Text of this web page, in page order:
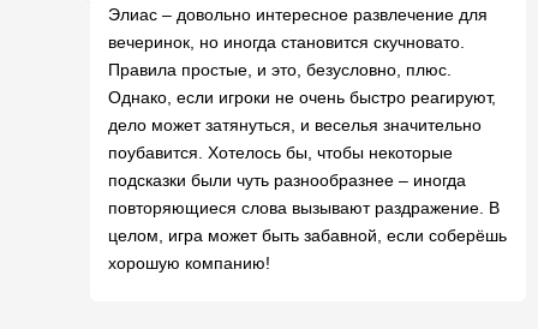
Элиас – довольно интересное развлечение для
вечеринок, но иногда становится скучновато.
Правила простые, и это, безусловно, плюс.
Однако, если игроки не очень быстро реагируют,
дело может затянуться, и веселья значительно
поубавится. Хотелось бы, чтобы некоторые
подсказки были чуть разнообразнее – иногда
повторяющиеся слова вызывают раздражение. В
целом, игра может быть забавной, если соберёшь
хорошую компанию!